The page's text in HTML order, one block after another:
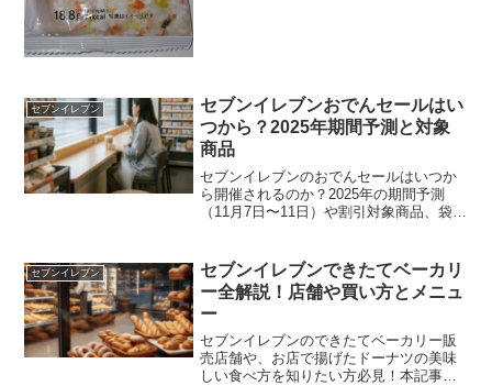
セブンイレブン
セブンイレブンおでんセールはい
つから？2025年期間予測と対象
商品
セブンイレブンのおでんセールはいつか
ら開催されるのか？2025年の期間予測
（11月7日〜11日）や割引対象商品、袋お
か知りたい方は必見です。お得な割引率
やエコだ値併用の方法も紹介します。
セブンイレブン
セブンイレブンできたてベーカリ
ー全解説！店舗や買い方とメニュ
ー
セブンイレブンのできたてベーカリー販
売店舗や、お店で揚げたドーナツの美味
しい食べ方を知りたい方必見！本記事で